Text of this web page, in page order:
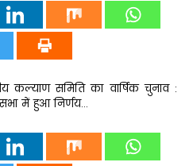
कल्याण समिति का वार्षिक चुनाव :
सभा में हुआ निर्णय…